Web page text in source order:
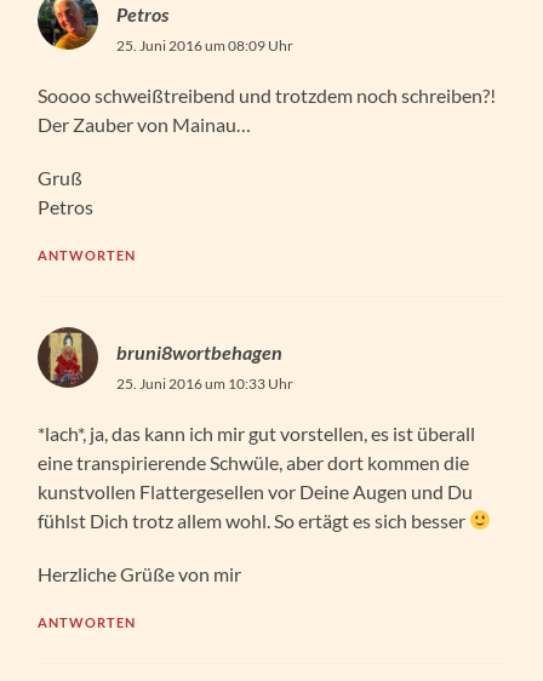
Petros
25. Juni 2016 um 08:09 Uhr
Soooo schweißtreibend und trotzdem noch schreiben?!
Der Zauber von Mainau…
Gruß
Petros
ANTWORTEN
bruni8wortbehagen
25. Juni 2016 um 10:33 Uhr
*lach*, ja, das kann ich mir gut vorstellen, es ist überall
eine transpirierende Schwüle, aber dort kommen die
kunstvollen Flattergesellen vor Deine Augen und Du
fühlst Dich trotz allem wohl. So ertägt es sich besser
Herzliche Grüße von mir
ANTWORTEN